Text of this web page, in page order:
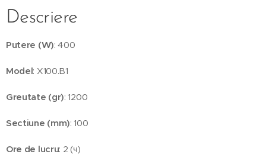
Descriere
Putere (W): 400
Model: X100.B1
Greutate (gr): 1200
Sectiune (mm): 100
Ore de lucru: 2 (ч)